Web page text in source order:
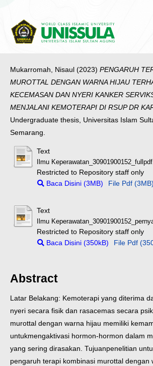
Mukarromah, Nisaul (2023) PENGARUH
MUROTTAL DENGAN WARNA HIJAU
KECEMASAN DAN NYERI KANKER
MENJALANI KEMOTERAPI DI RSUP DR
Undergraduate thesis, Universitas Islam
Semarang.
Text
Ilmu
Restricted to Repository staff only
Baca Disini (3MB)
File Pdf (3MB)
Text
Ilmu
Restricted to Repository staff only
Baca Disini (350kB)
File Pdf
Abstract
Latar Belakang: Kemoterapi yang diterima
nyeri secara fisik dan rasacemas secara
murottal dengan warna hijau memiliki
untukmengaktivasi hormon-hormon dalam
yang sering dirasakan. Tujuanpenelitian
pengaruh terapi kombinasi murottal dengan